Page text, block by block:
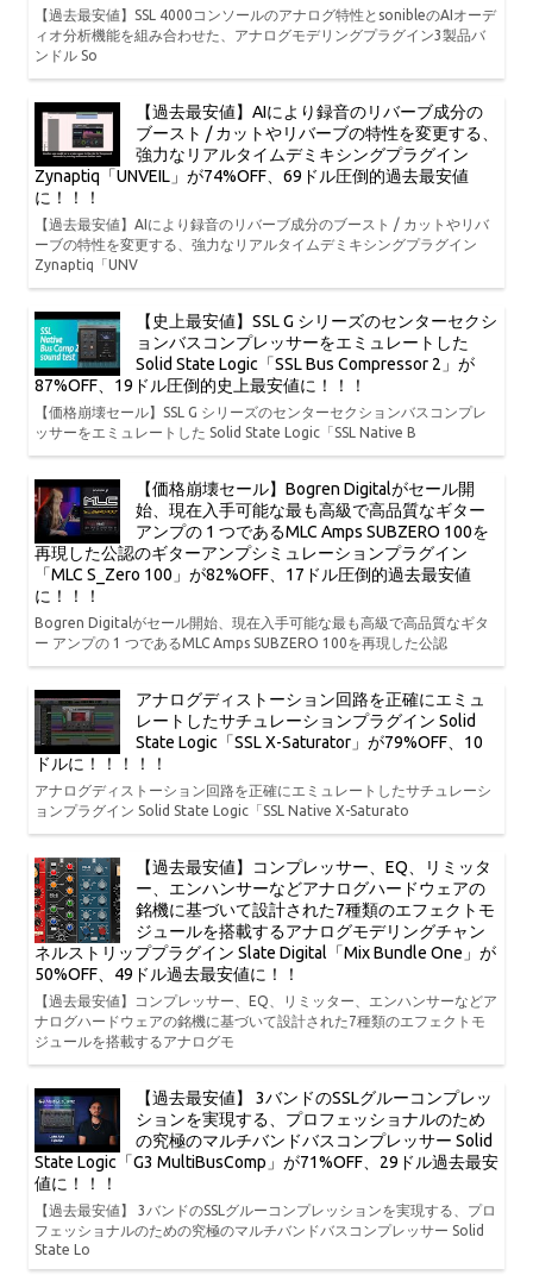
【過去最安値】SSL 4000コンソールのアナログ特性とsonibleのAIオーデ
ィオ分析機能を組み合わせた、アナログモデリングプラグイン3製品バ
ンドル So
【過去最安値】AIにより録音のリバーブ成分の
ブースト / カットやリバーブの特性を変更する、
強力なリアルタイムデミキシングプラグイン
Zynaptiq「UNVEIL」が74%OFF、69ドル圧倒的過去最安値
に！！！
【過去最安値】AIにより録音のリバーブ成分のブースト / カットやリバ
ーブの特性を変更する、強力なリアルタイムデミキシングプラグイン
Zynaptiq「UNV
【史上最安値】SSL G シリーズのセンターセクシ
ョンバスコンプレッサーをエミュレートした
Solid State Logic「SSL Bus Compressor 2」が
87%OFF、19ドル圧倒的史上最安値に！！！
【価格崩壊セール】SSL G シリーズのセンターセクションバスコンプレ
ッサーをエミュレートした Solid State Logic「SSL Native B
【価格崩壊セール】Bogren Digitalがセール開
始、現在入手可能な最も高級で高品質なギター
アンプの 1 つであるMLC Amps SUBZERO 100を
再現した公認のギターアンプシミュレーションプラグイン
「MLC S_Zero 100」が82%OFF、17ドル圧倒的過去最安値
に！！！
Bogren Digitalがセール開始、現在入手可能な最も高級で高品質なギタ
ー アンプの 1 つであるMLC Amps SUBZERO 100を再現した公認
アナログディストーション回路を正確にエミュ
レートしたサチュレーションプラグイン Solid
State Logic「SSL X-Saturator」が79%OFF、10
ドルに！！！！！
アナログディストーション回路を正確にエミュレートしたサチュレーシ
ョンプラグイン Solid State Logic「SSL Native X-Saturato
【過去最安値】コンプレッサー、EQ、リミッタ
ー、エンハンサーなどアナログハードウェアの
銘機に基づいて設計された7種類のエフェクトモ
ジュールを搭載するアナログモデリングチャン
ネルストリッププラグイン Slate Digital「Mix Bundle One」が
50%OFF、49ドル過去最安値に！！
【過去最安値】コンプレッサー、EQ、リミッター、エンハンサーなどア
ナログハードウェアの銘機に基づいて設計された7種類のエフェクトモ
ジュールを搭載するアナログモ
【過去最安値】 3バンドのSSLグルーコンプレッ
ションを実現する、プロフェッショナルのため
の究極のマルチバンドバスコンプレッサー Solid
State Logic「G3 MultiBusComp」が71%OFF、29ドル過去最安
値に！！！
【過去最安値】 3バンドのSSLグルーコンプレッションを実現する、プロ
フェッショナルのための究極のマルチバンドバスコンプレッサー Solid
State Lo